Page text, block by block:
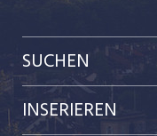
Balsthal
Gruppenpraxis
Herrenmatt
SUCHEN
Jobs im Kanton Bern
INSERIEREN